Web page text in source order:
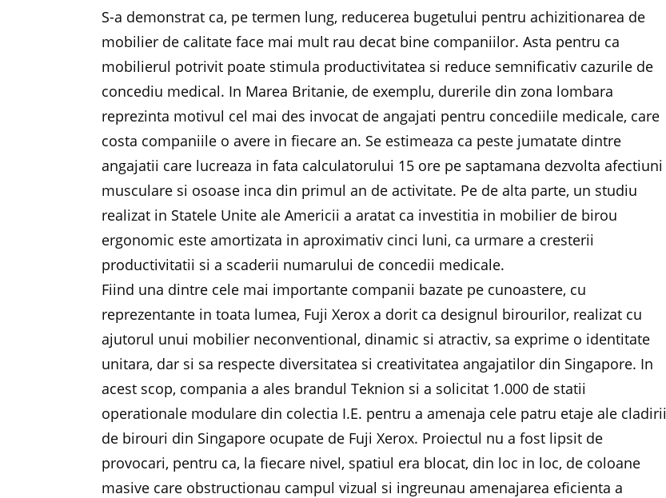
S-a demonstrat ca, pe termen lung, reducerea bugetului pentru achizitionarea de
mobilier de calitate face mai mult rau decat bine companiilor. Asta pentru ca
mobilierul potrivit poate stimula productivitatea si reduce semnificativ cazurile de
concediu medical. In Marea Britanie, de exemplu, durerile din zona lombara
reprezinta motivul cel mai des invocat de angajati pentru concediile medicale, care
costa companiile o avere in fiecare an. Se estimeaza ca peste jumatate dintre
angajatii care lucreaza in fata calculatorului 15 ore pe saptamana dezvolta afectiuni
musculare si osoase inca din primul an de activitate. Pe de alta parte, un studiu
realizat in Statele Unite ale Americii a aratat ca investitia in mobilier de birou
ergonomic este amortizata in aproximativ cinci luni, ca urmare a cresterii
productivitatii si a scaderii numarului de concedii medicale.
Fiind una dintre cele mai importante companii bazate pe cunoastere, cu
reprezentante in toata lumea, Fuji Xerox a dorit ca designul birourilor, realizat cu
ajutorul unui mobilier neconventional, dinamic si atractiv, sa exprime o identitate
unitara, dar si sa respecte diversitatea si creativitatea angajatilor din Singapore. In
acest scop, compania a ales brandul Teknion si a solicitat 1.000 de statii
operationale modulare din colectia I.E. pentru a amenaja cele patru etaje ale cladirii
de birouri din Singapore ocupate de Fuji Xerox. Proiectul nu a fost lipsit de
provocari, pentru ca, la fiecare nivel, spatiul era blocat, din loc in loc, de coloane
masive care obstructionau campul vizual si ingreunau amenajarea eficienta a